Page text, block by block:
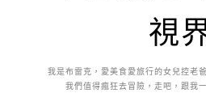
視
我是布雷克，愛美食愛旅行的女兒控老
我們值得瘋狂去冒險，走吧，跟我